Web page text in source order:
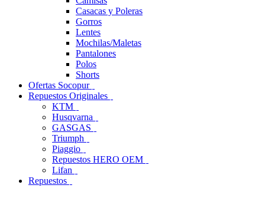
Casacas y Poleras
Gorros
Lentes
Mochilas/Maletas
Pantalones
Polos
Shorts
Ofertas Socopur
Repuestos Originales
KTM
Husqvarna
GASGAS
Triumph
Piaggio
Repuestos HERO OEM
Lifan
Repuestos